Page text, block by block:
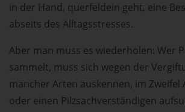
in der Hand, querfeldein geht, eine
abseits des Alltagsstresses.
Aber man muss es wiederholen: Wer
sammelt, muss sich wegen der
mancher Arten auskennen, im Zweifel
oder einen Pilzsachverständigen